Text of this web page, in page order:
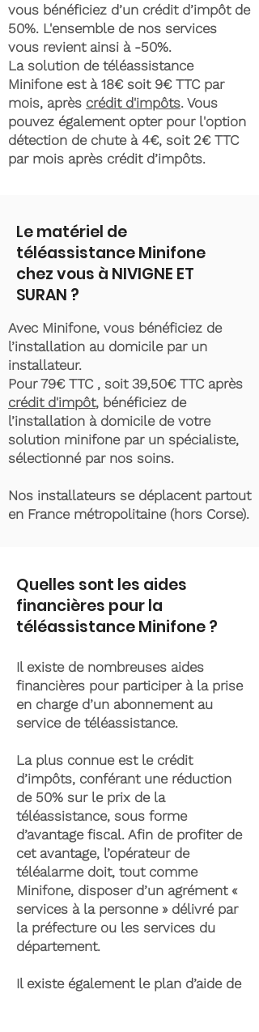
vous bénéficiez d’un crédit d’impôt de
50%. L'ensemble de nos services
vous revient ainsi à -50%.
La solution de téléassistance
Minifone est à 18€ soit 9€ TTC par
mois, après crédit d'impôts. Vous
pouvez également opter pour l'option
détection de chute à 4€, soit 2€ TTC
par mois après crédit d’impôts.
Le matériel de
téléassistance Minifone
chez vous à NIVIGNE ET
SURAN ?
Avec Minifone, vous bénéficiez de
l’installation au domicile par un
installateur.
Pour 79€ TTC , soit 39,50€ TTC après
crédit d'impôt, bénéficiez de
l’installation à domicile de votre
solution minifone par un spécialiste,
sélectionné par nos soins.
Nos installateurs se déplacent partout
en France métropolitaine (hors Corse).
Quelles sont les aides
financières pour la
téléassistance Minifone ?
Il existe de nombreuses aides
financières pour participer à la prise
en charge d’un abonnement au
service de téléassistance.
La plus connue est le crédit
d’impôts, conférant une réduction
de 50% sur le prix de la
téléassistance, sous forme
d’avantage fiscal. Afin de profiter de
cet avantage, l’opérateur de
téléalarme doit, tout comme
Minifone, disposer d’un agrément «
services à la personne » délivré par
la préfecture ou les services du
département.
Il existe également le plan d’aide de